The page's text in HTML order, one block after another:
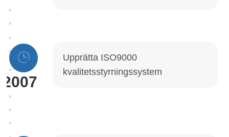
2007
Upprätta ISO9000
kvalitetsstyrningssystem